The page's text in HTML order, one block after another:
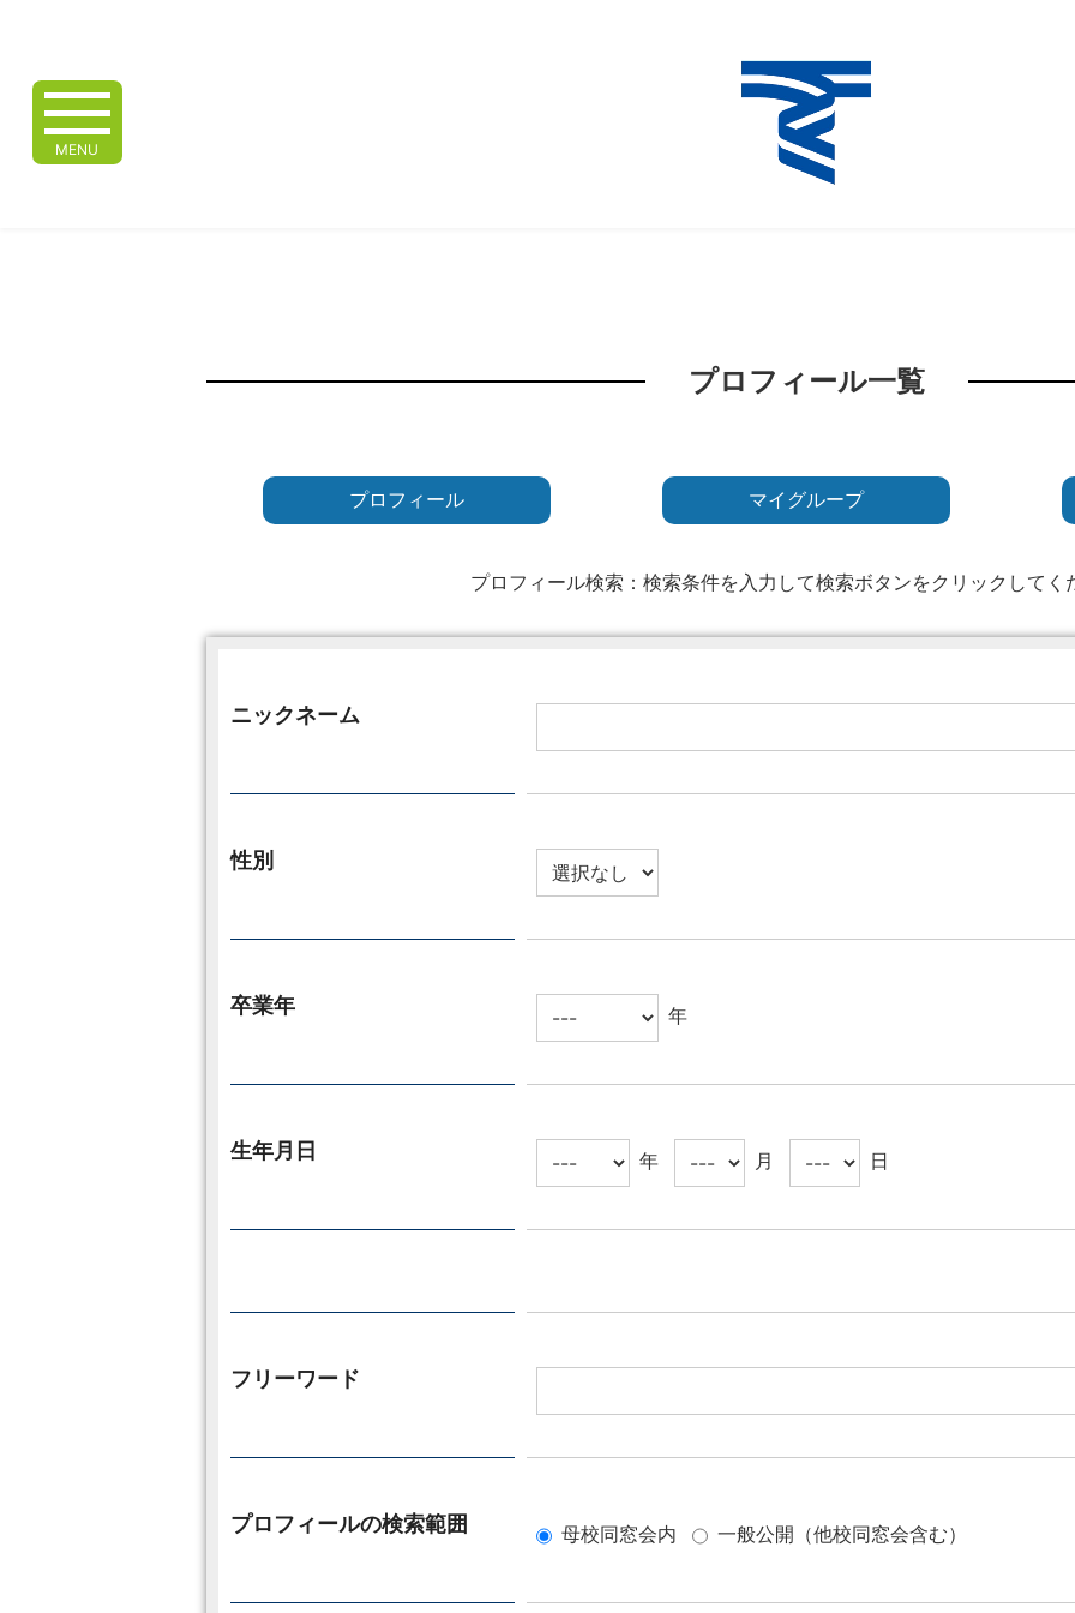
MENU
プロフィール一覧
プロフィール マイグループ
プロフィール検索： 検索条件を入力して検索ボタンをクリックしてく
ニックネーム
性別
卒業年 年
生年月日 年 月 日
フリーワード
プロフィールの検索範囲 母校同窓会内 一般公開（他校同窓会含む）